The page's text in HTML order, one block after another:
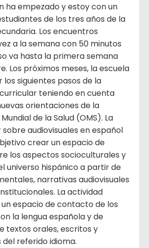
ha empezado y estoy con un
de los tres años de la
Los encuentros
a la semana con 50 minutos
va hasta la primera semana
Los próximos meses, la escuela
los siguientes pasos de la
teniendo en cuenta
orientaciones de la
de la Salud (OMS). La
audiovisuales en español
crear un espacio de
los aspectos socioculturales y
universo hispánico a partir de
narrativas audiovisuales
La actividad
espacio de contacto de los
la lengua española y de
textos orales, escritos y
referido idioma.